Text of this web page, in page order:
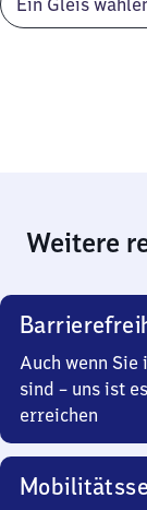
Weitere
Auch wenn
sind – uns ist
erreichen